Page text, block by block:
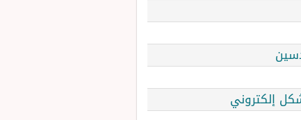
إلكتروني